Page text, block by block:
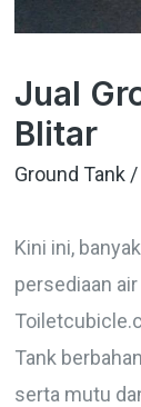
Jual
Blitar
Ground Tank /
Kini ini,
persediaan
Tank
serta mutu